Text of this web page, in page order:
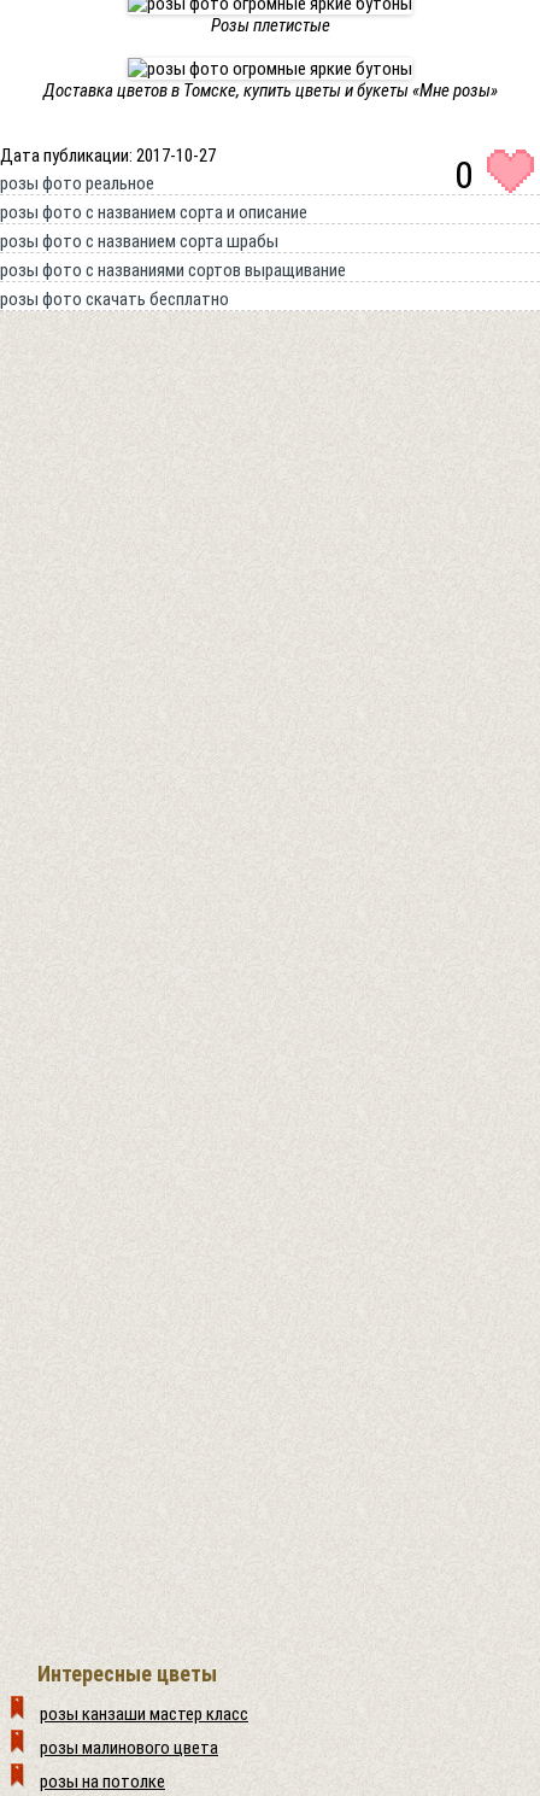
Розы плетистые
Доставка цветов в Томске, купить цветы и букеты «Мне розы»
Дата публикации: 2017-10-27 0
розы фото реальное
розы фото с названием сорта и описание
розы фото с названием сорта шрабы
розы фото с названиями сортов выращивание
розы фото скачать бесплатно
Интересные цветы
розы канзаши мастер класс
розы малинового цвета
розы на потолке